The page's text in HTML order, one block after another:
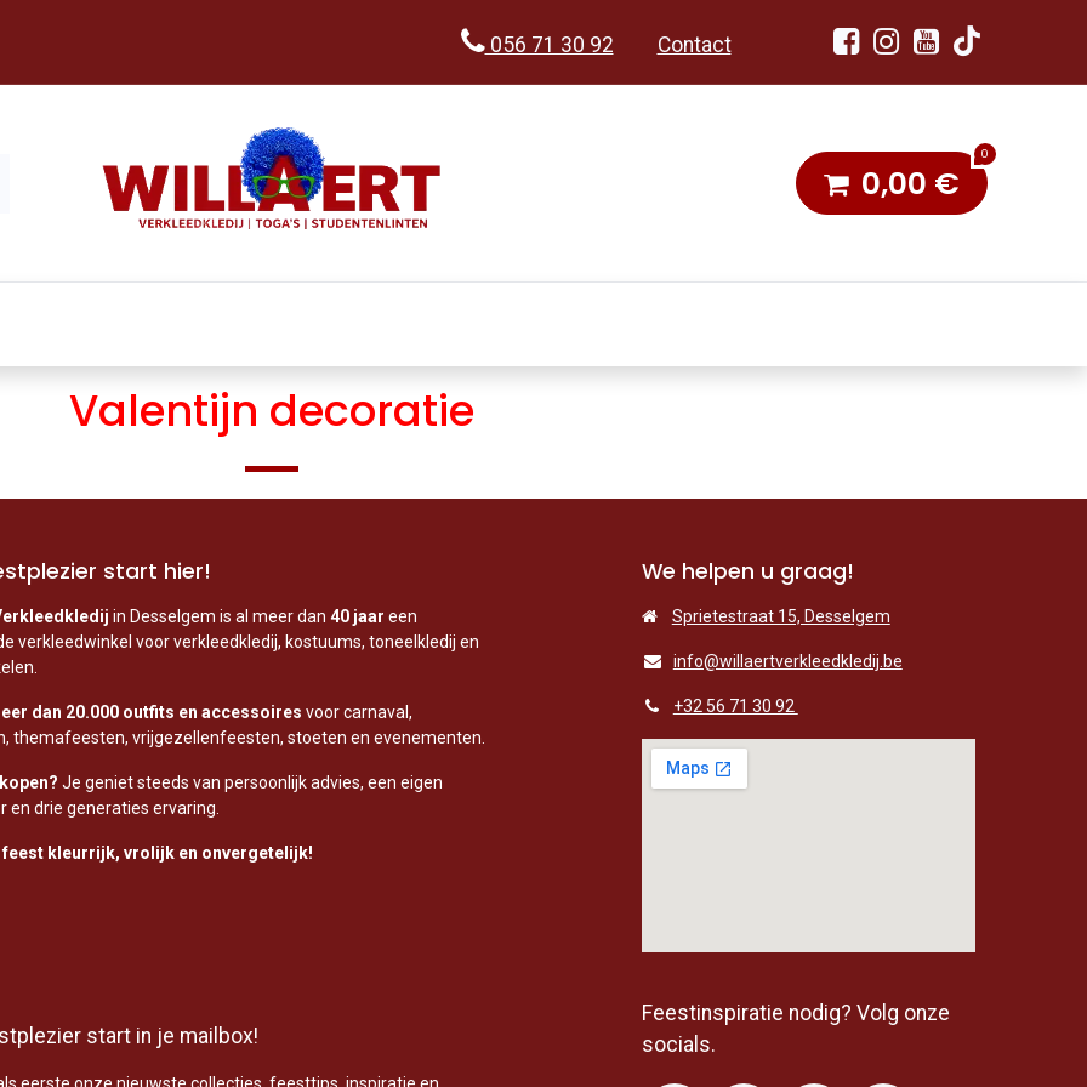
056 71 30 92 Contact
0
0,00 €
Valentijn decoratie
start hier!
in Desselgem is al meer dan40 jaar een
verkleedwinkel voor verkleedkledij, kostuums, toneelkledij en
dan 20.000 outfits en accessoires voor carnaval,
themafeesten, vrijgezellenfeesten, stoeten en evenementen.
Je geniet steeds van persoonlijk advies, een eigen
en drie generaties ervaring.
feest kleurrijk, vrolijk en onvergetelijk!
start in je mailbox!
We helpen u graag!
Sprietestraat 15, Desselgem
info@willaertverkleedkledij.be
+32 56 71 30 92
Feestinspiratie nodig? Volg onze
socials.